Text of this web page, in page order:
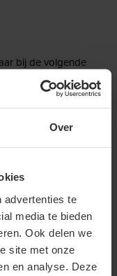
Over
advertenties te
media te bieden
Ook delen we
site met onze
en analyse. Deze
bij de volgende
en je wordt direct